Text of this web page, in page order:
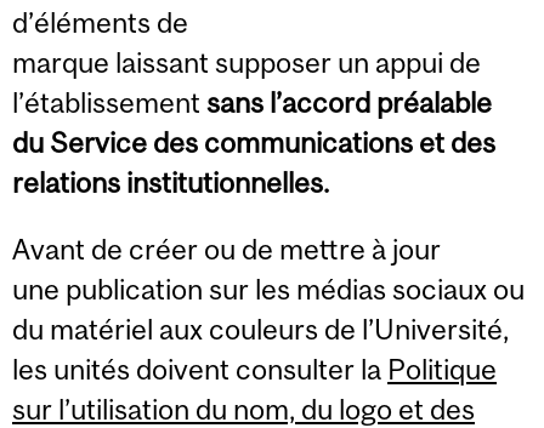
d’éléments de
marque laissant supposer un appui de
l’établissement sans l’accord préalable
du Service des communications et des
relations institutionnelles.
Avant de créer ou de mettre à jour
une publication sur les médias sociaux ou
du matériel aux couleurs de l’Université,
les unités doivent consulter la Politique
sur l’utilisation du nom, du logo et des